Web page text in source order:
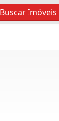
Buscar Imóveis